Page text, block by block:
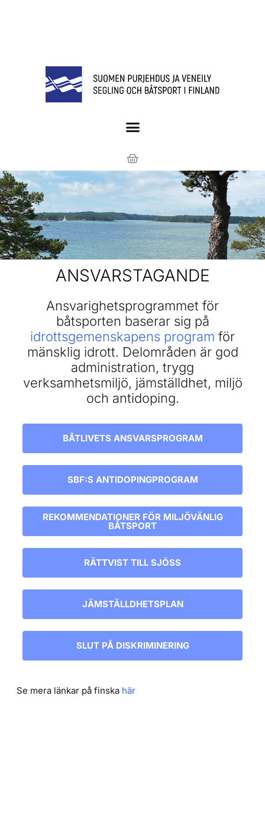
ANSVARSTAGANDE
Ansvarighetsprogrammet för
båtsporten baserar sig på
idrottsgemenskapens program för
mänsklig idrott. Delområden är god
administration, trygg
verksamhetsmiljö, jämställdhet, miljö
och antidoping.
BÅTLIVETS ANSVARSPROGRAM
SBF:S ANTIDOPINGPROGRAM
REKOMMENDATIONER FÖR MILJÖVÄNLIG
BÅTSPORT
RÄTTVIST TILL SJÖSS
JÄMSTÄLLDHETSPLAN
SLUT PÅ DISKRIMINERING
Se mera länkar på finskahär